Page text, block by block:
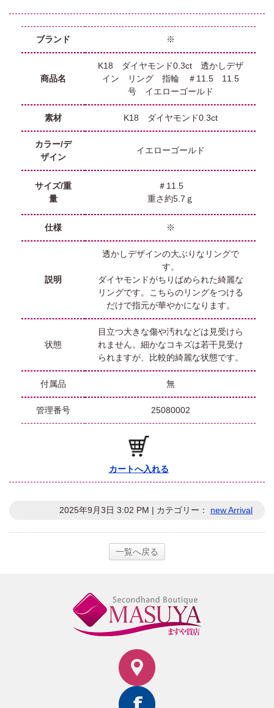
ブランド ※
商品名
K18 ダイヤモンド0.3ct 透かしデザ
イン リング 指輪 ＃11.5 11.5
号 イエローゴールド
素材 K18 ダイヤモンド0.3ct
カラー/デ
ザイン
イエローゴールド
サイズ/重
量
＃11.5
重さ約5.7ｇ
仕様 ※
説明
透かしデザインの大ぶりなリングで
す。
ダイヤモンドがちりばめられた綺麗な
リングです。こちらのリングをつける
だけで指元が華やかになります。
状態
目立つ大きな傷や汚れなどは見受けら
れません。細かなコキズは若干見受け
られますが、比較的綺麗な状態です。
付属品 無
管理番号 25080002
カートへ入れる
2025年9月3日 3:02 PM | カテゴリー： new Arrival
一覧へ戻る